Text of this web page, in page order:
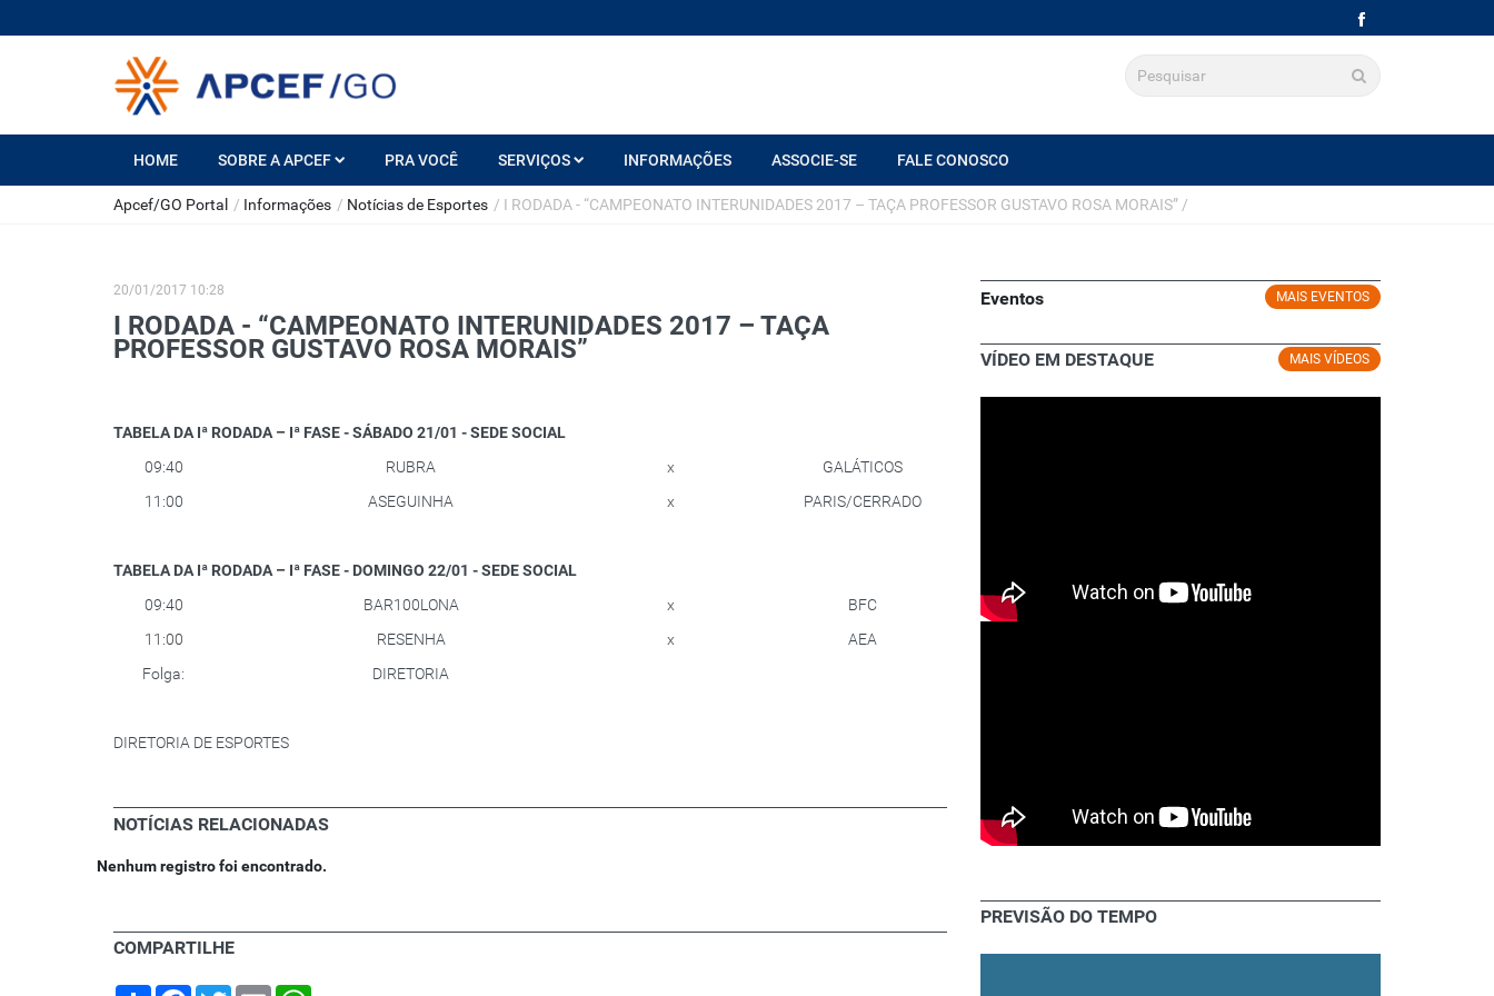
HOME SOBRE A APCEF PRA VOCÊ SERVIÇOS INFORMAÇÕES ASSOCIE-SE FALE CONOSCO
Apcef/GO Portal / Informações / Notícias de Esportes / I RODADA - “CAMPEONATO INTERUNIDADES 2017 – TAÇA PROFESSOR GUSTAVO ROSA MORAIS” /
20/01/2017 10:28
I RODADA - “CAMPEONATO INTERUNIDADES 2017 – TAÇA
PROFESSOR GUSTAVO ROSA MORAIS”
TABELA DA Iª RODADA – Iª FASE - SÁBADO 21/01 - SEDE SOCIAL
09:40
RUBRA x
GALÁTICOS
11:00
ASEGUINHA x PARIS/CERRADO
TABELA DA Iª RODADA – Iª FASE - DOMINGO 22/01 - SEDE SOCIAL
09:40
BAR100LONA x
BFC
11:00
RESENHA x
AEA
Folga:
DIRETORIA
DIRETORIA DE ESPORTES
NOTÍCIAS RELACIONADAS
Nenhum registro foi encontrado.
COMPARTILHE
MAIS EVENTOS
Eventos
MAIS VÍDEOS
VÍDEO EM DESTAQUE
PREVISÃO DO TEMPO